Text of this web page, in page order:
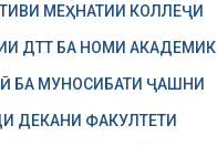
МЕҲНАТИИ КОЛЛЕҶИ
ДТТ БА НОМИ АКАДЕМИК
БА МУНОСИБАТИ ҶАШНИ
ДЕКАНИ ФАКУЛТЕТИ